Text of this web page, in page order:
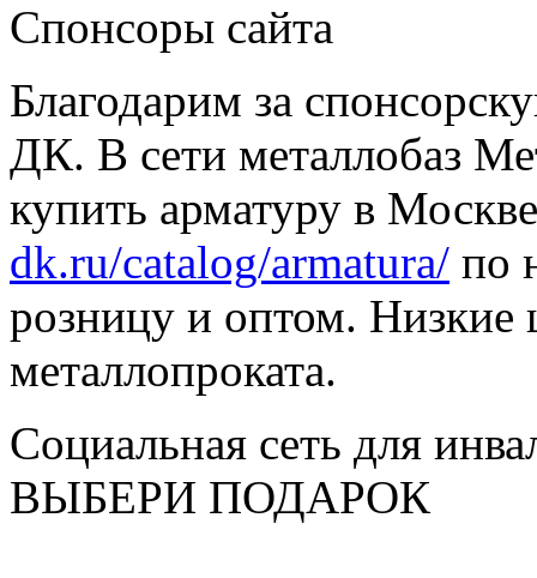
Спонсоры сайта
Благодарим за
ДК. В сети металлобаз
купить арматуру в
dk.ru/catalog/armatura/ по
розницу и оптом. Низкие
металлопроката.
Социальная сеть для
ВЫБЕРИ ПОДАРОК